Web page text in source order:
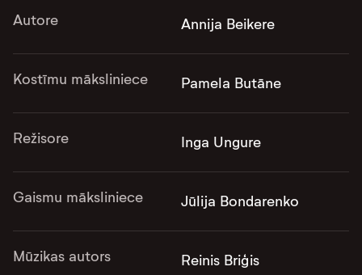
Autore Annija Beikere
Kostīmu māksliniece Pamela Butāne
Režisore Inga Ungure
Gaismu māksliniece Jūlija Bondarenko
Mūzikas autors Reinis Briģis